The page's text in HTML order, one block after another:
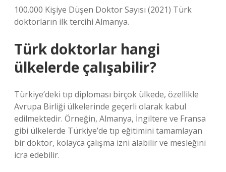
100.000 Kişiye Düşen Doktor Sayısı (2021) Türk
doktorların ilk tercihi Almanya.
Türk doktorlar hangi
ülkelerde çalışabilir?
Türkiye’deki tıp diploması birçok ülkede, özellikle
Avrupa Birliği ülkelerinde geçerli olarak kabul
edilmektedir. Örneğin, Almanya, İngiltere ve Fransa
gibi ülkelerde Türkiye’de tıp eğitimini tamamlayan
bir doktor, kolayca çalışma izni alabilir ve mesleğini
icra edebilir.